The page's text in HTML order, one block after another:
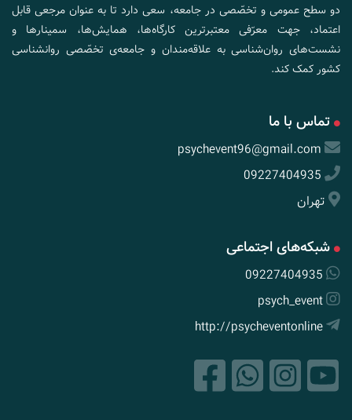
دو سطح عمومی و تخصّصی در جامعه، سعی دارد تا به عنوان مرجعی قابل
اعتماد، جهت معرّفی معتبرترین کارگاه‌ها، همایش‌ها، سمینارها و
نشست‌های روان‌شناسی به علاقه‌مندان و جامعه‌ی تخصّصی روانشناسی
کشور کمک کند.
تماس با ما
psychevent96@gmail.com
09227404935
تهران
شبکه‌های اجتماعی
09227404935
psych_event
http://psycheventonline